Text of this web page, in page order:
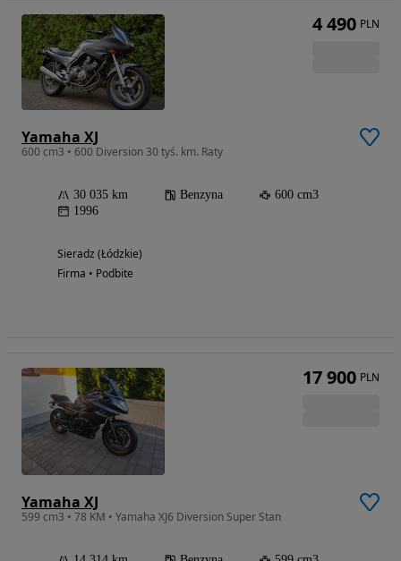
Yamaha XJ
600 cm3 • 600 Diversion 30 tyś. km. Raty
30 035 km Benzyna
600 cm3
1996
Sieradz (Łódzkie)
Firma • Podbite
4 490 PLN
Yamaha XJ
599 cm3 • 78 KM • Yamaha XJ6 Diversion Super Stan
17 900 PLN